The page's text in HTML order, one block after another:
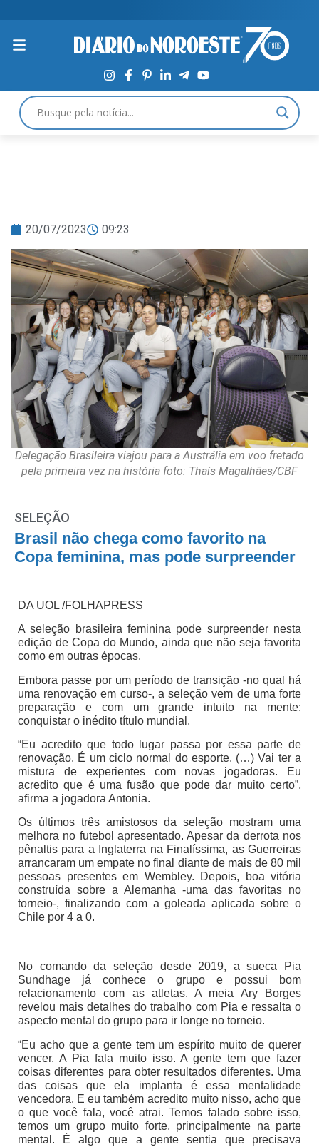
20/07/2023 09:23
Delegação Brasileira viajou para a Austrália em voo fretado
pela primeira vez na história foto: Thaís Magalhães/CBF
SELEÇÃO
Brasil não chega como favorito na
Copa feminina, mas pode surpreender
DA UOL /FOLHAPRESS
A seleção brasileira feminina pode surpreender nesta
edição de Copa do Mundo, ainda que não seja favorita
como em outras épocas.
Embora passe por um período de transição -no qual há
uma renovação em curso-, a seleção vem de uma forte
preparação e com um grande intuito na mente:
conquistar o inédito título mundial.
“Eu acredito que todo lugar passa por essa parte de
renovação. É um ciclo normal do esporte. (…) Vai ter a
mistura de experientes com novas jogadoras. Eu
acredito que é uma fusão que pode dar muito certo”,
afirma a jogadora Antonia.
Os últimos três amistosos da seleção mostram uma
melhora no futebol apresentado. Apesar da derrota nos
pênaltis para a Inglaterra na Finalíssima, as Guerreiras
arrancaram um empate no final diante de mais de 80 mil
pessoas presentes em Wembley. Depois, boa vitória
construída sobre a Alemanha -uma das favoritas no
torneio-, finalizando com a goleada aplicada sobre o
Chile por 4 a 0.
No comando da seleção desde 2019, a sueca Pia
Sundhage já conhece o grupo e possui bom
relacionamento com as atletas. A meia Ary Borges
revelou mais detalhes do trabalho com Pia e ressalta o
aspecto mental do grupo para ir longe no torneio.
“Eu acho que a gente tem um espírito muito de querer
vencer. A Pia fala muito isso. A gente tem que fazer
coisas diferentes para obter resultados diferentes. Uma
das coisas que ela implanta é essa mentalidade
vencedora. E eu também acredito muito nisso, acho que
o que você fala, você atrai. Temos falado sobre isso,
temos um grupo muito forte, principalmente na parte
mental. É algo que a gente sentia que precisava